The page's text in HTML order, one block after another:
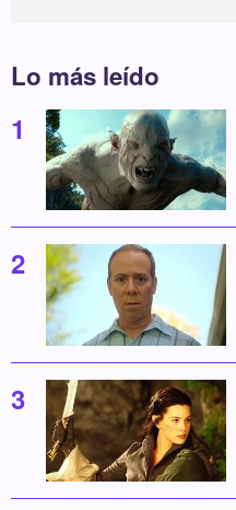
Lo más leído